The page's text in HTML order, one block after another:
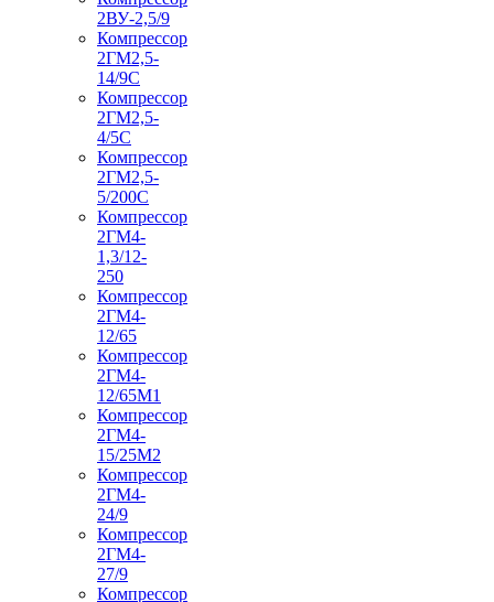
2ВУ-2,5/9
Компрессор
2ГМ2,5-
14/9С
Компрессор
2ГМ2,5-
4/5С
Компрессор
2ГМ2,5-
5/200С
Компрессор
2ГМ4-
1,3/12-
250
Компрессор
2ГМ4-
12/65
Компрессор
2ГМ4-
12/65М1
Компрессор
2ГМ4-
15/25М2
Компрессор
2ГМ4-
24/9
Компрессор
2ГМ4-
27/9
Компрессор